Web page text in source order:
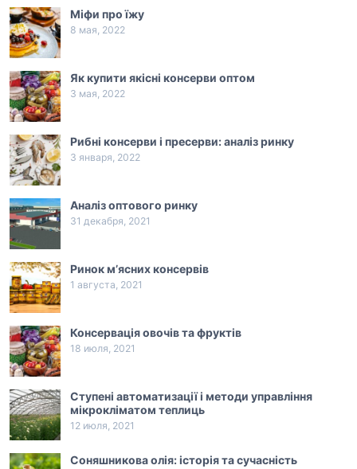
Міфи про їжу
8 мая, 2022
Як купити якісні консерви оптом
3 мая, 2022
Рибні консерви і пресерви: аналіз ринку
3 января, 2022
Аналіз оптового ринку
31 декабря, 2021
Ринок м’ясних консервів
1 августа, 2021
Консервація овочів та фруктів
18 июля, 2021
Ступені автоматизації і методи управління
мікрокліматом теплиць
12 июля, 2021
Соняшникова олія: історія та сучасність